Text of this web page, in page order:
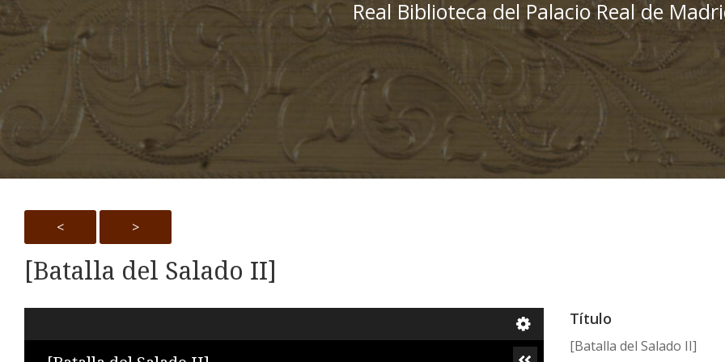
Real Biblioteca del Palacio Real de
< >
[Batalla del Salado II]
Título
[Batalla del Salado II]